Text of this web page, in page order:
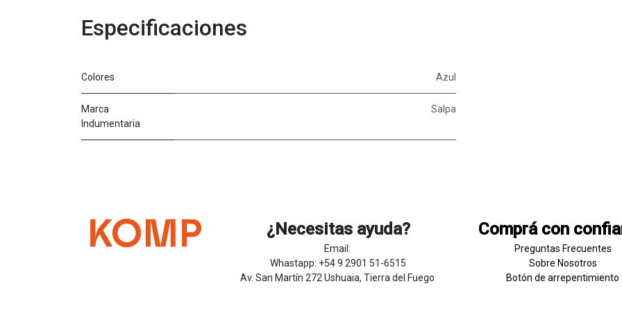
Especificaciones
Colores Azul
Marca
Indumentaria
Salpa
¿Necesitas ayuda?
Email:
Whastapp: +54 9 2901 51-6515
Av. San Martín 272 Ushuaia, Tierra del Fuego
Comprá con
Preguntas Frecuentes
Sobre Nosotros
Botón de​arrepentim​​​iento